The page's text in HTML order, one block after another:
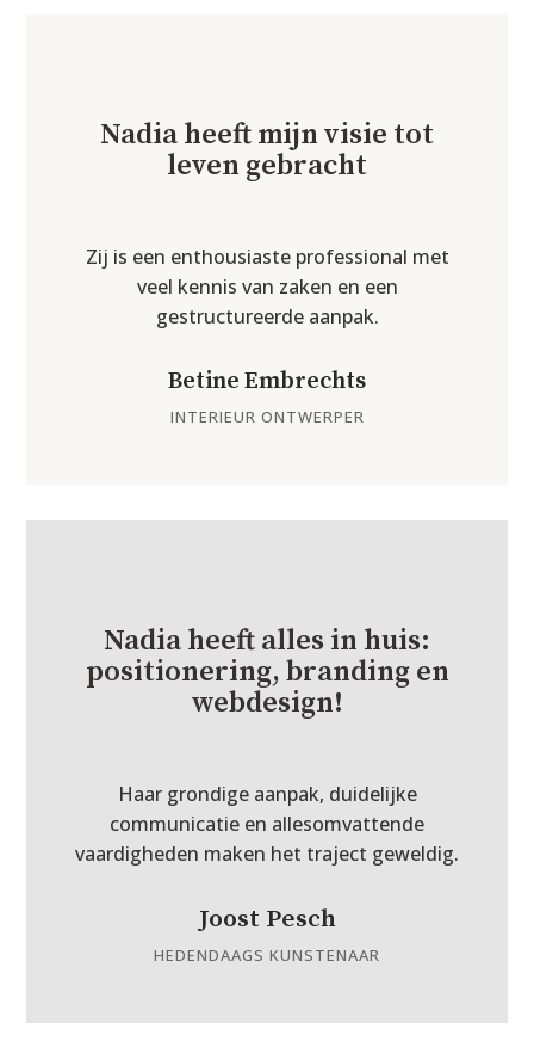
Nadia heeft mijn visie tot
leven gebracht
Zij is een enthousiaste professional met
veel kennis van zaken en een
gestructureerde aanpak.
Betine Embrechts
INTERIEUR ONTWERPER
Nadia heeft alles in huis:
positionering, branding en
webdesign!
Haar grondige aanpak, duidelijke
communicatie en allesomvattende
vaardigheden maken het traject geweldig.
Joost Pesch
HEDENDAAGS KUNSTENAAR